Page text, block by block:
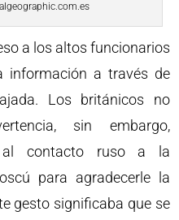
a los altos funcionarios
información a través de
Los británicos no
sin embargo,
al contacto ruso a la
para agradecerle la
gesto significaba que se